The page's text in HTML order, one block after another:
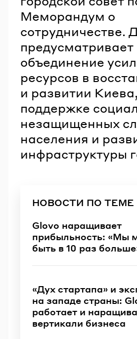
Меморандум о
сотрудничестве.
предусматривает
объединение
ресурсов в
и развитии Киева,
поддержке
незащищенных
населения и
инфраструктуры
НОВОСТИ ПО ТЕМЕ
Glovo наращивает
прибыльность: «Мы
быть в 10 раз
«Дух стартапа» и
на западе страны:
работает и
вертикали бизнеса